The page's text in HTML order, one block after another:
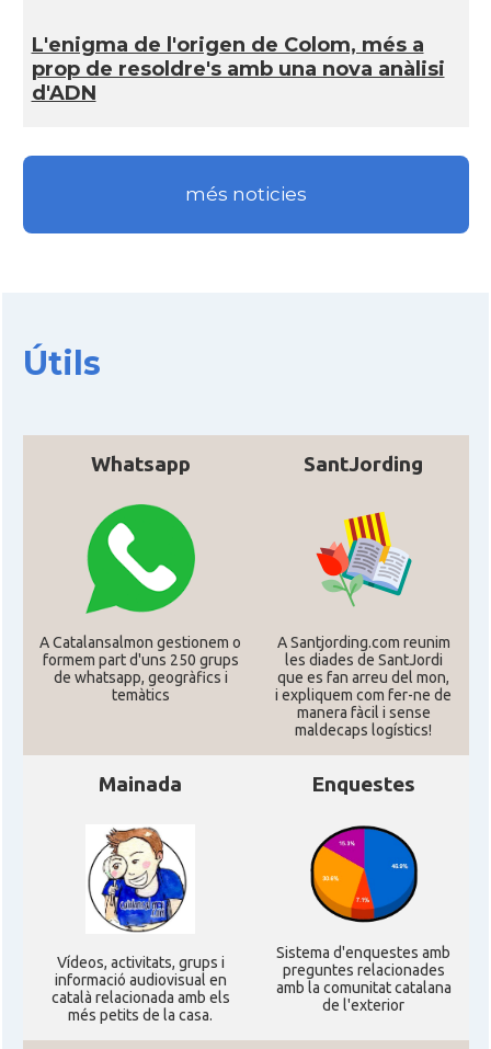
Ambaixada Ambaixada espanyola a Itàlia
L'enigma de l'origen de Colom, més a
prop de resoldre's amb una nova anàlisi
d'ADN
més noticies
Útils
Whatsapp
A Catalansalmon gestionem o
formem part d'uns 250 grups
de whatsapp, geogràfics i
temàtics
SantJording
A Santjording.com reunim
les diades de SantJordi
que es fan arreu del mon,
i expliquem com fer-ne de
manera fàcil i sense
maldecaps logí­stics!
Mainada
Ví­deos, activitats, grups i
informació audiovisual en
català relacionada amb els
més petits de la casa.
Enquestes
Sistema d'enquestes amb
preguntes relacionades
amb la comunitat catalana
de l'exterior